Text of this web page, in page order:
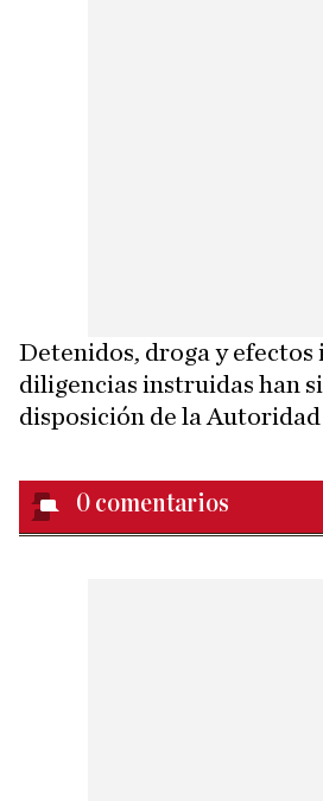
Detenidos, droga y
diligencias instruidas han
disposición de la
0 comentarios